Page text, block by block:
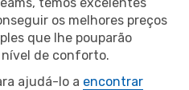
os melhores preços
que lhe pouparão
de conforto.
ajudá-lo a encontrar